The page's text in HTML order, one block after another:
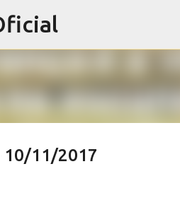
10/11/2017